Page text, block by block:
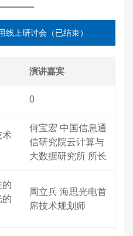
线上研讨会（已结束）
演讲嘉宾
0
术
何宝宏 中国信息通
信研究院云计算与
大数据研究所 所长
的
的
周立兵 海思光电首
席技术规划师